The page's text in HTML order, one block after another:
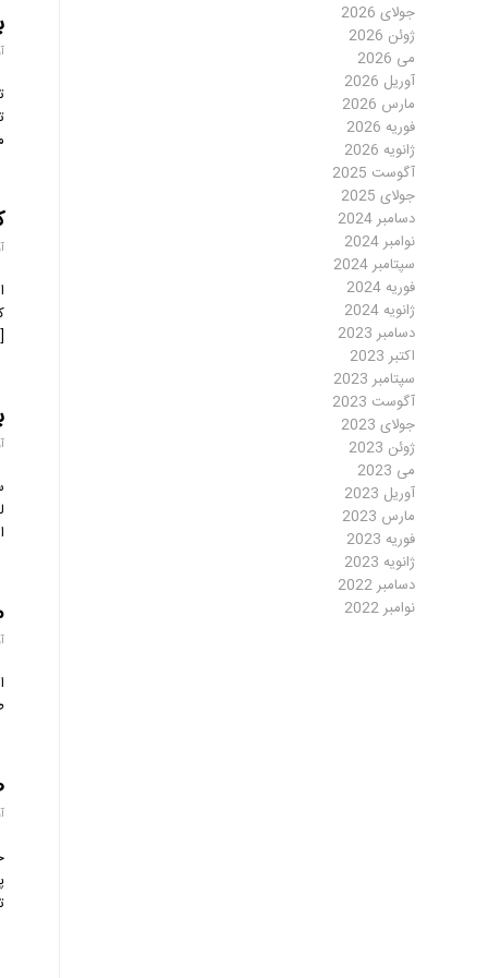
جولای 2026
ژوئن 2026
می 2026
آوریل 2026
مارس 2026
فوریه 2026
ژانویه 2026
آگوست 2025
جولای 2025
دسامبر 2024
نوامبر 2024
سپتامبر 2024
فوریه 2024
ژانویه 2024
دسامبر 2023
اکتبر 2023
سپتامبر 2023
آگوست 2023
جولای 2023
ژوئن 2023
می 2023
آوریل 2023
مارس 2023
فوریه 2023
ژانویه 2023
دسامبر 2022
نوامبر 2022